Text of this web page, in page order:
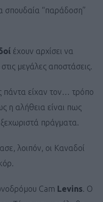
σπουδαία “παράδοση”
έχουν αρχίσει να
μεγάλες αποστάσεις.
είχαν τον… τρόπο
η αλήθεια είναι πως
ξεχωριστά πράγματα.
λοιπόν, οι Καναδοί
Cam Levins. Ο